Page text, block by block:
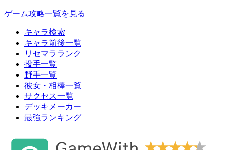
ゲーム攻略一覧を見る
キャラ検索
キャラ前後一覧
リセマラランク
投手一覧
野手一覧
彼女・相棒一覧
サクセス一覧
デッキメーカー
最強ランキング